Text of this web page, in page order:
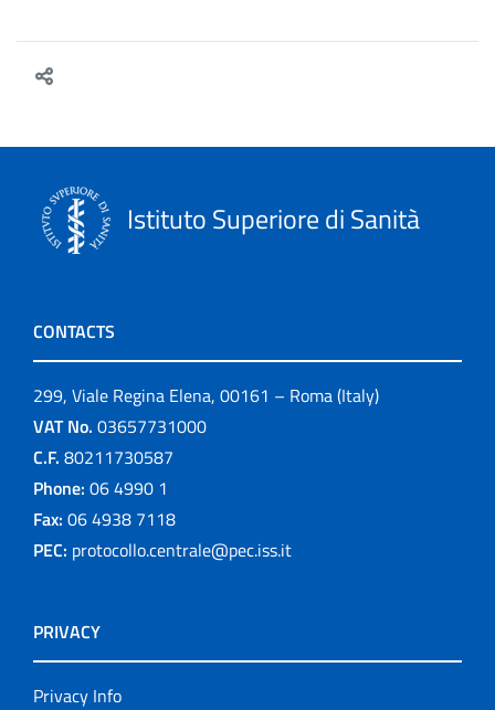
Istituto Superiore di Sanità
CONTACTS
299, Viale Regina Elena, 00161 – Roma (Italy)
VAT No. 03657731000
C.F. 80211730587
Phone: 06 4990 1
Fax: 06 4938 7118
PEC: protocollo.centrale@pec.iss.it
PRIVACY
Privacy Info